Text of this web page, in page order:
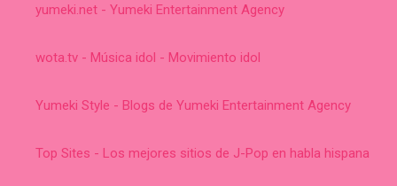
yumeki.net - Yumeki Entertainment Agency
wota.tv - Música idol - Movimiento idol
Yumeki Style - Blogs de Yumeki Entertainment Agency
Top Sites - Los mejores sitios de J-Pop en habla hispana